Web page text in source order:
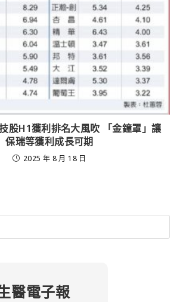
股H1獲利排名大風吹 「金鐘罩」讓
保瑞等獲利成長可期
2025 年 8 月 18 日
醫電子報